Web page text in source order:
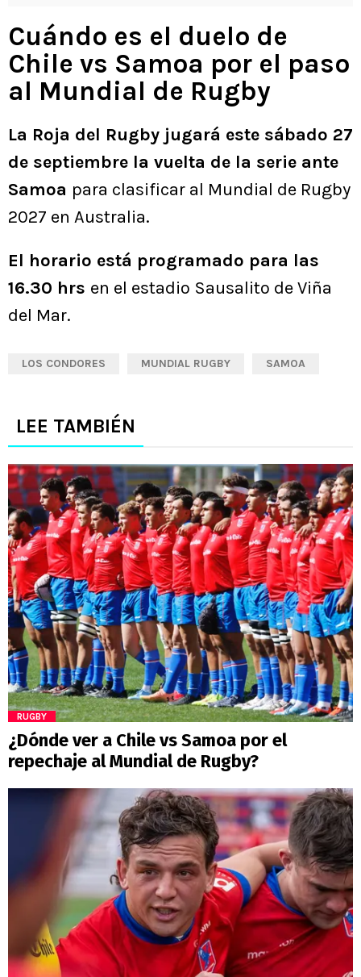
Cuándo es el duelo de
Chile vs Samoa por el paso
al Mundial de Rugby
La Roja del Rugby jugará este sábado 27
de septiembre la vuelta de la serie ante
Samoa para clasificar al Mundial de Rugby
2027 en Australia.
El horario está programado para las
16.30 hrs en el estadio Sausalito de Viña
del Mar.
LOS CONDORES MUNDIAL RUGBY SAMOA
LEE TAMBIÉN
RUGBY
¿Dónde ver a Chile vs Samoa por el
repechaje al Mundial de Rugby?